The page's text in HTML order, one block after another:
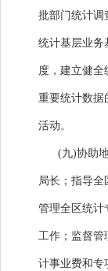
批部门统计调
统计基层业务
度，建立健全
重要统计数据
活动。
(九)协助地
局长；指导全
管理全区统计
工作；监督管
计事业费和专